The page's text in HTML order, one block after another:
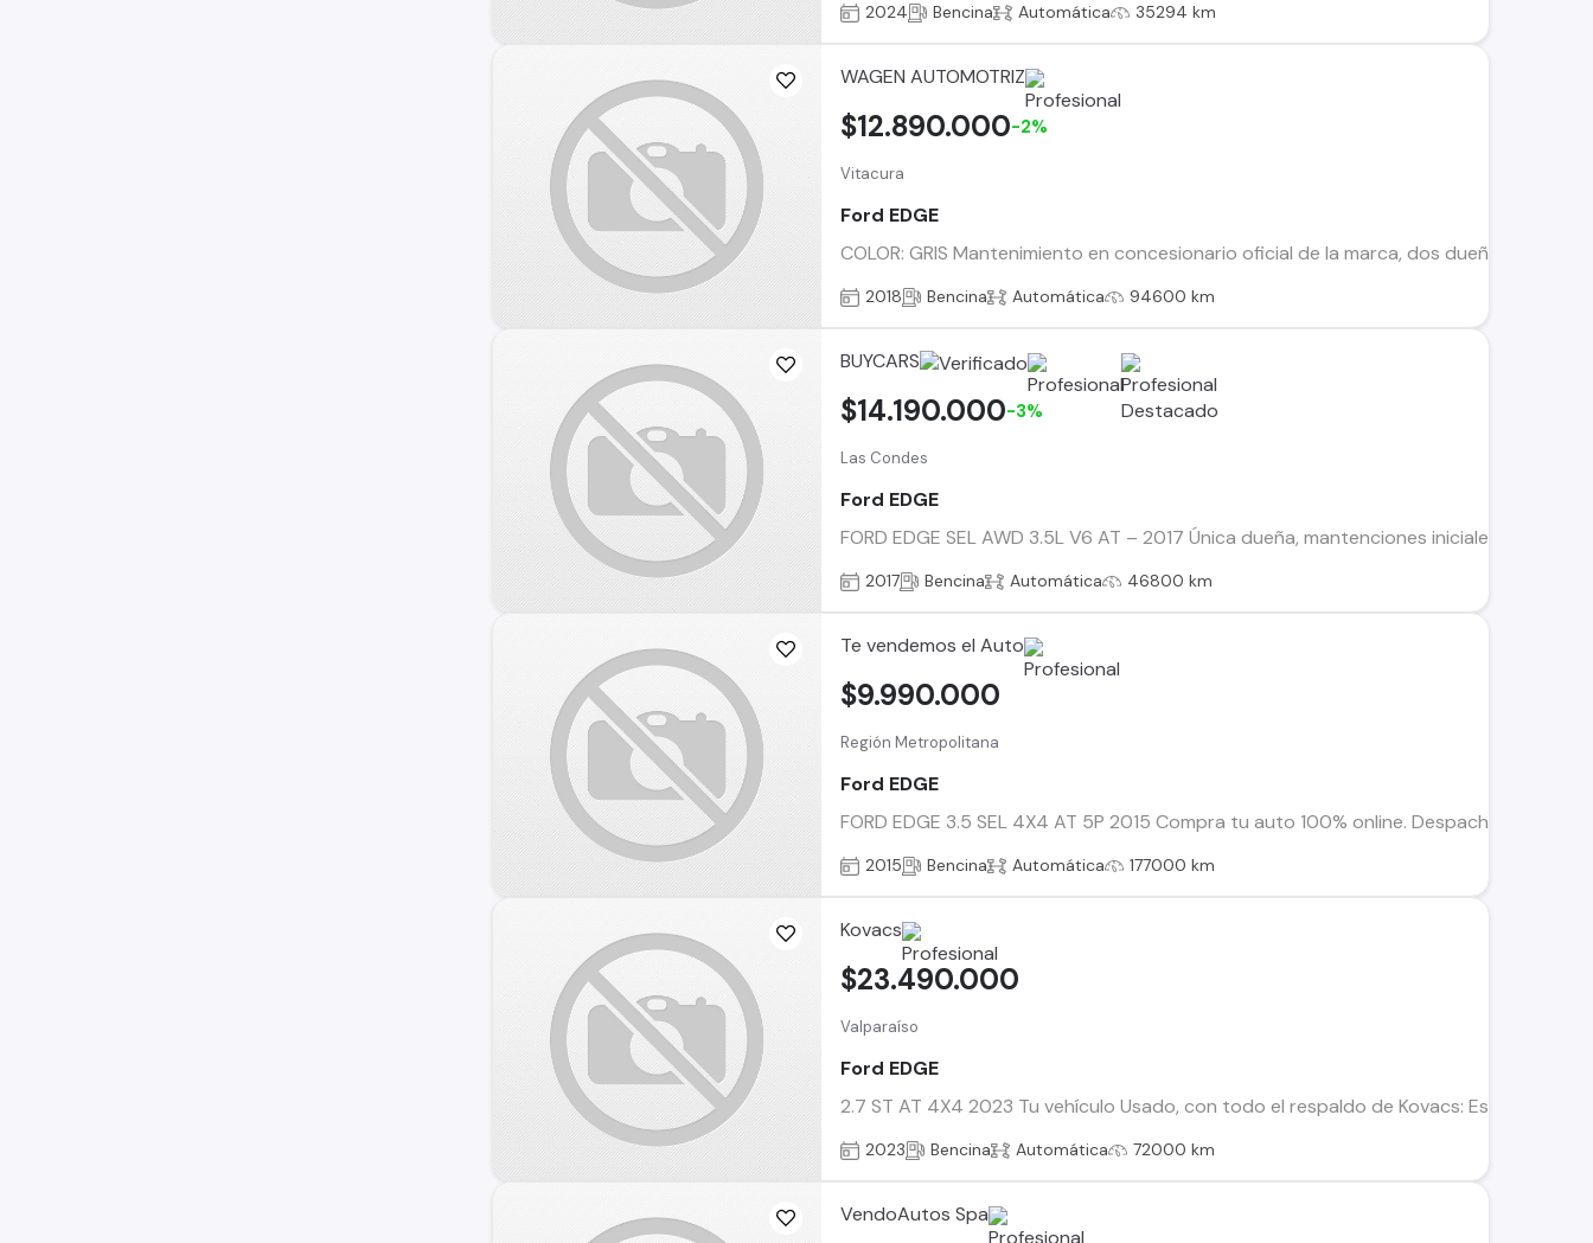
2024 Bencina Automática 35294 km
WAGEN AUTOMOTRIZ
Vitacura
Ford EDGE
COLOR: GRIS Mantenimiento en concesionario oficial de la marca, dos dueños, dos
$12.890.000-2%
2018 Bencina Automática 94600 km
BUYCARS
Las Condes
Ford EDGE
FORD EDGE SEL AWD 3.5L V6 AT – 2017 Única dueña, mantenciones iniciales en la
$14.190.000-3%
2017 Bencina Automática 46800 km
Te vendemos el Auto
Región Metropolitana
Ford EDGE
FORD EDGE 3.5 SEL 4X4 AT 5P 2015 Compra tu auto 100% online. Despachos
$9.990.000
2015 Bencina Automática 177000 km
Kovacs
Valparaíso
Ford EDGE
2.7 ST AT 4X4 2023 Tu vehículo Usado, con todo el respaldo de Kovacs: Este
$23.490.000
2023 Bencina Automática 72000 km
VendoAutos Spa